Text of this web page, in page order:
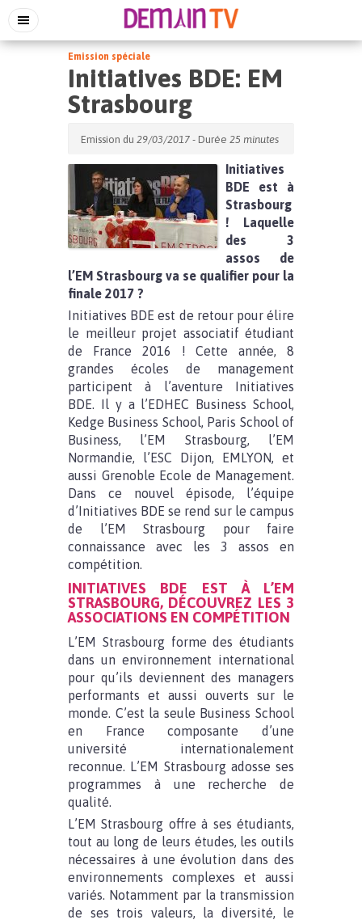
Emission spéciale
Initiatives BDE: EM
Strasbourg
Emission du 29/03/2017 - Durée 25 minutes
Initiatives
BDE est à
Strasbourg
! Laquelle
des 3
assos de
l’EM Strasbourg va se qualifier pour la
finale 2017 ?
Initiatives BDE est de retour pour élire
le meilleur projet associatif étudiant
de France 2016 ! Cette année, 8
grandes écoles de management
participent à l’aventure Initiatives
BDE. Il y a l’EDHEC Business School,
Kedge Business School, Paris School of
Business, l’EM Strasbourg, l’EM
Normandie, l’ESC Dijon, EMLYON, et
aussi Grenoble Ecole de Management.
Dans ce nouvel épisode, l’équipe
d’Initiatives BDE se rend sur le campus
de l’EM Strasbourg pour faire
connaissance avec les 3 assos en
compétition.
INITIATIVES BDE EST À L’EM
STRASBOURG, DÉCOUVREZ LES 3
ASSOCIATIONS EN COMPÉTITION
L’EM Strasbourg forme des étudiants
dans un environnement international
pour qu’ils deviennent des managers
performants et aussi ouverts sur le
monde. C’est la seule Business School
en France composante d’une
université internationalement
reconnue. L’EM Strasbourg adosse ses
programmes à une recherche de
qualité.
L’EM Strasbourg offre à ses étudiants,
tout au long de leurs études, les outils
nécessaires à une évolution dans des
environnements complexes et aussi
variés. Notamment par la transmission
de ses trois valeurs, la diversité, le